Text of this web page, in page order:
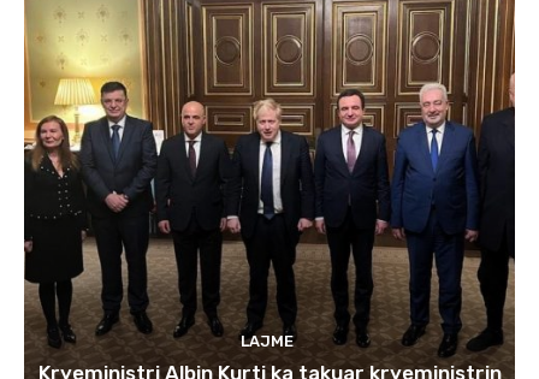
LAJME
Kryeministri Albin Kurti ka takuar kryeministrin